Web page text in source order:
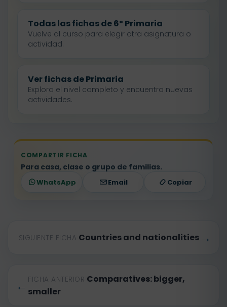
Todas las fichas de 6º Primaria
Vuelve al curso para elegir otra asignatura o
actividad.
Ver fichas de Primaria
Explora el nivel completo y encuentra nuevas
actividades.
COMPARTIR FICHA
Para casa, clase o grupo de familias.
WhatsApp Email Copiar
← FICHA ANTERIOR Comparatives: bigger,
smaller
SIGUIENTE FICHA Countries and nationalities →